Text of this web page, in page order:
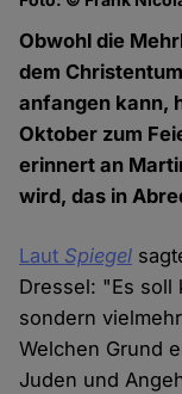
Obwohl die
dem
anfangen kann,
Oktober zum
erinnert an
wird, das in
Laut Spiegel
Dressel: "Es soll
sondern
Welchen Grund
Juden und